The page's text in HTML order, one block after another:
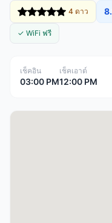
4 ดาว
✓ WiFi ฟรี
เช็คอิน
03:00 PM
เช็คเอาต์
12:00 PM